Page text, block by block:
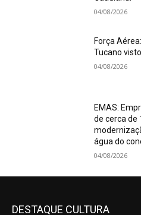
04/08/2026
Força
Tucano
04/08/2026
EMAS:
de cerca de
água do
04/08/2026
DESTAQUE CULTURA